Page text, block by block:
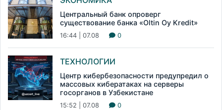
Центральный банк опроверг
существование банка «Oltin Oy Kredit»
16:44 | 07.08 0
ТЕХНОЛОГИИ
Центр кибербезопасности предупредил о
массовых кибератаках на серверы
госорганов в Узбекистане
15:52 | 07.08 0